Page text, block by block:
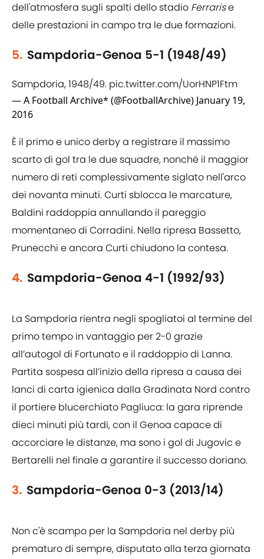
dell'atmosfera sugli spalti dello stadio Ferrarise
delle prestazioni in campo tra le due formazioni.
5. Sampdoria-Genoa 5-1 (1948/49)
Sampdoria, 1948/49. pic.twitter.com/UorHNP1Ftm
— A Football Archive* (@FootballArchive) January 19,
2016
È il primo e unico derby a registrare il massimo
scarto di gol tra le due squadre, nonché il maggior
numero di reti complessivamente siglato nell'arco
dei novanta minuti. Curti sblocca le marcature,
Baldini raddoppia annullando il pareggio
momentaneo di Corradini. Nella ripresa Bassetto,
Prunecchi e ancora Curti chiudono la contesa.
4. Sampdoria-Genoa 4-1 (1992/93)
La Sampdoria rientra negli spogliatoi al termine del
primo tempo in vantaggio per 2-0 grazie
all’autogol di Fortunato e il raddoppio di Lanna.
Partita sospesa all’inizio della ripresa a causa dei
lanci di carta igienica dalla Gradinata Nord contro
il portiere blucerchiato Pagliuca: la gara riprende
dieci minuti più tardi, con il Genoa capace di
accorciare le distanze, ma sono i gol di Jugovic e
Bertarelli nel finale a garantire il successo doriano.
3. Sampdoria-Genoa 0-3 (2013/14)
Non c'è scampo per la Sampdoria nel derby più
prematuro di sempre, disputato alla terza giornata